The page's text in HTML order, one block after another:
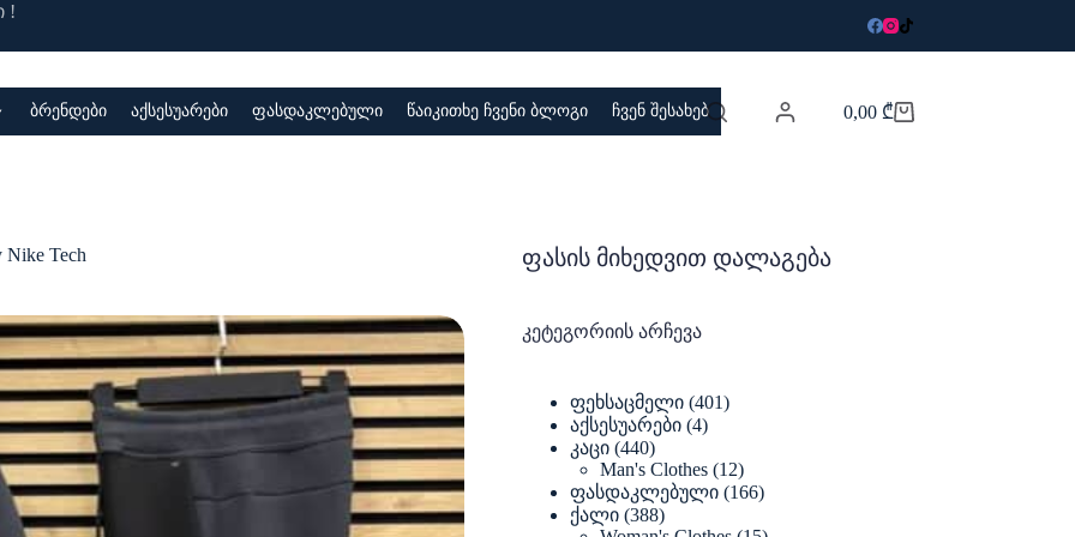
!
ბრენდები აქსესუარები ფასდაკლებული წაიკითხე ჩვენი ბლოგი ჩვენ შესახებ
Shopping
0,00 ₾
Nike Tech ფასის მიხედვით დალაგება
კეტეგორიის არჩევა
ფეხსაცმელი 401401
აქსესუარები 44
კაცი 440440
products
Man's Clothes 1212
products
ფასდაკლებული 166166
ქალი 388388